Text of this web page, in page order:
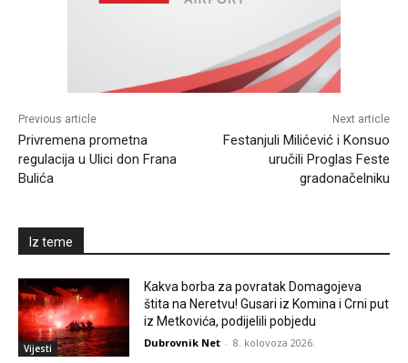
Previous article
Privremena prometna
regulacija u Ulici don Frana
Bulića
Next article
Festanjuli Milićević i Konsuo
uručili Proglas Feste
gradonačelniku
Iz teme
Vijesti
Kakva borba za povratak Domagojeva
štita na Neretvu! Gusari iz Komina i Crni put
iz Metkovića, podijelili pobjedu
Dubrovnik Net - 8. kolovoza 2026.